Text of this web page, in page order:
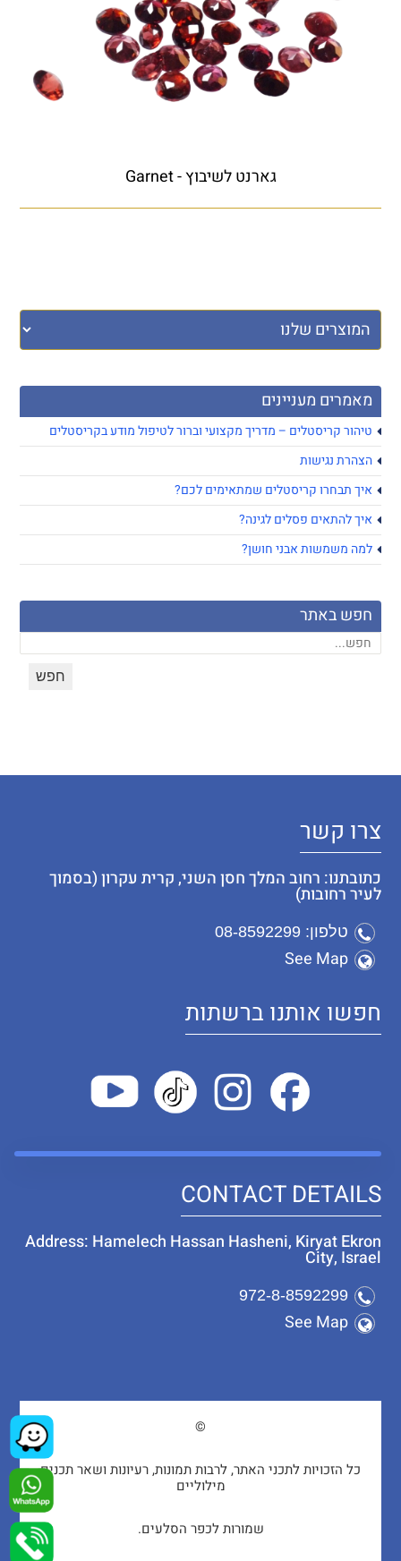
מאמרים מעניינים
טיהור קריסטלים – מדריך מקצועי וברור לטיפול מודע בקריסטלים
הצהרת נגישות
איך תבחרו קריסטלים שמתאימים לכם?
איך להתאים פסלים לגינה?
למה משמשות אבני חושן?
חפש באתר
גארנט לשיבוץ - Garnet
צרו קשר
כתובתנו: רחוב המלך חסן השני, קרית עקרון (בסמוך
לעיר רחובות)
טלפון: 08-8592299
See Map
חפשו אותנו ברשתות
CONTACT DETAILS
Address: Hamelech Hassan Hasheni, Kiryat Ekron
City, Israel
972-8-8592299
See Map
©
כל הזכויות לתכני האתר, לרבות תמונות, רעיונות ושאר תכנים
מילוליים
שמורות לכפר הסלעים.